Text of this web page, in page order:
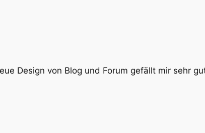
Design von Blog und Forum gefällt mir sehr